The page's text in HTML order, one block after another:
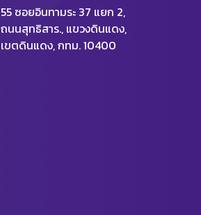
55 ซอยอินทามระ 37 แยก 2,
ถนนสุทธิสาร., แขวงดินแดง,
เขตดินแดง, กทม. 10400